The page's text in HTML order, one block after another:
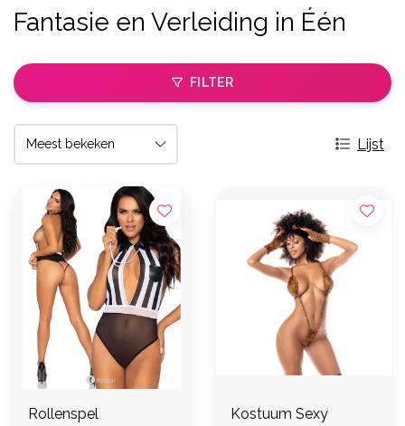
Fantasie en Verleiding in Één
FILTER
Lijst
Rollenspel
Kostuum Sexy